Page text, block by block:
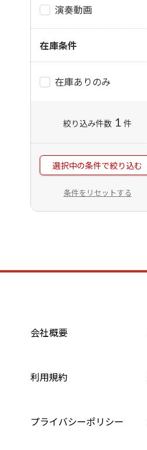
演奏動画
在庫条件
在庫ありのみ
絞り込み件数 1 件
選択中の条件で絞り込む
条件をリセットする
会社概要
利用規約
プライバシーポリシー